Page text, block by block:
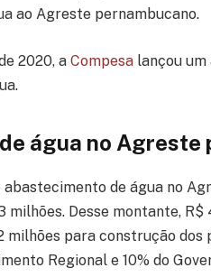
ao Agreste pernambucano.
2020, aCompesa lançou
água no Agreste
de água no
milhões. Desse montante,
milhões para construção dos
Regional e 10% do